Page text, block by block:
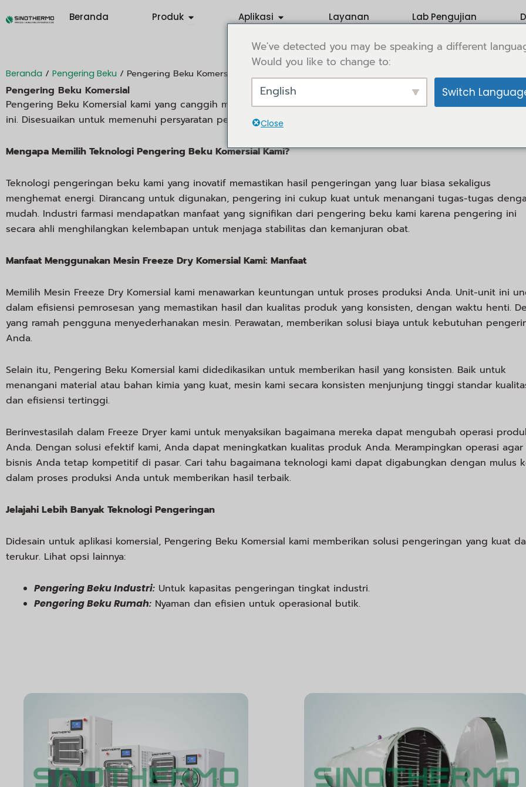
ke
Beranda Produk Ouvrir Products
Aplikasi Ouvrir Application
Layanan Lab Pengujian
Beranda / Pengering Beku / Pengering Beku Komersial
Pengering Beku Komersial
Pengering Beku Komersial kami yang canggih memberikan solusi terbaik untuk berbagai industri, termasuk
ini. Disesuaikan untuk memenuhi persyaratan pengeringan, mesin ini menawarkan presisi dan efektivitas.
Mengapa Memilih Teknologi Pengering Beku Komersial Kami?
Teknologi pengeringan beku kami yang inovatif memastikan hasil pengeringan yang luar biasa sekaligus
menghemat energi. Dirancang untuk digunakan, pengering ini cukup kuat untuk menangani tugas-tugas
mudah. Industri farmasi mendapatkan manfaat yang signifikan dari pengering beku kami karena pengering ini
secara ahli menghilangkan kelembapan untuk menjaga stabilitas dan kemanjuran obat.
Manfaat Menggunakan Mesin Freeze Dry Komersial Kami: Manfaat
Memilih Mesin Freeze Dry Komersial kami menawarkan keuntungan untuk proses produksi Anda. Unit-unit ini
dalam efisiensi pemrosesan yang memastikan hasil dan kualitas produk yang konsisten, dengan waktu henti.
yang ramah pengguna menyederhanakan mesin. Perawatan, memberikan solusi biaya untuk kebutuhan
Anda.
Selain itu, Pengering Beku Komersial kami didedikasikan untuk memberikan hasil yang konsisten. Baik untuk
menangani material atau bahan kimia yang kuat, mesin kami secara konsisten menjunjung tinggi standar
dan efisiensi tertinggi.
Berinvestasilah dalam Freeze Dryer kami untuk menyaksikan bagaimana mereka dapat mengubah operasi
Anda. Dengan solusi efektif kami, Anda dapat meningkatkan kualitas produk Anda. Merampingkan operasi agar
bisnis Anda tetap kompetitif di pasar. Cari tahu bagaimana teknologi kami dapat digabungkan dengan mulus
dalam proses produksi Anda untuk memberikan hasil terbaik.
Jelajahi Lebih Banyak Teknologi Pengeringan
Didesain untuk aplikasi komersial, Pengering Beku Komersial kami memberikan solusi pengeringan yang kuat
terukur. Lihat opsi lainnya:
Pengering Beku Industri: Untuk kapasitas pengeringan tingkat industri.
Pengering Beku Rumah: Nyaman dan efisien untuk operasional butik.
We've detected you may be speaking a different
Would you like to change to:
English Switch
Close